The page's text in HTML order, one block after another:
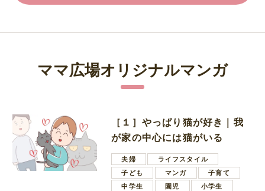
ママ広場オリジナルマンガ
［１］やっぱり猫が好き｜我
が家の中心には猫がいる
夫婦
ライフスタイル
子ども
マンガ
子育て
中学生
園児
小学生